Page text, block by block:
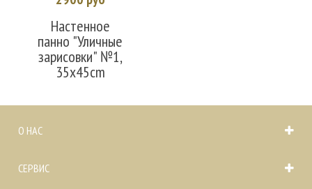
Настенное
панно "Уличные
зарисовки" №1,
35x45cm
О НАС
СЕРВИС